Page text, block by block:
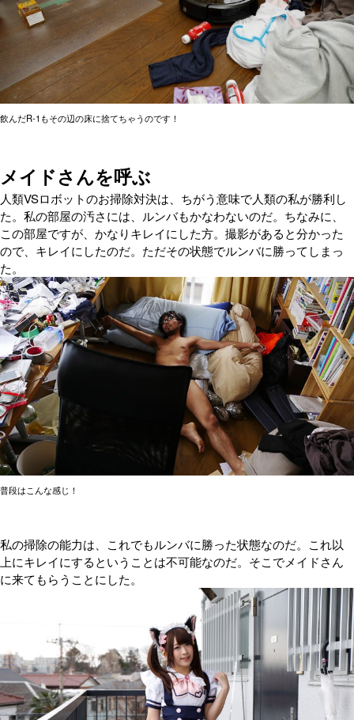
飲んだR-1もその辺の床に捨てちゃうのです！
メイドさんを呼ぶ
人類VSロボットのお掃除対決は、ちがう意味で人類の私が勝利し
た。私の部屋の汚さには、ルンバもかなわないのだ。ちなみに、
この部屋ですが、かなりキレイにした方。撮影があると分かった
ので、キレイにしたのだ。ただその状態でルンバに勝ってしまっ
た。
普段はこんな感じ！
私の掃除の能力は、これでもルンバに勝った状態なのだ。これ以
上にキレイにするということは不可能なのだ。そこでメイドさん
に来てもらうことにした。